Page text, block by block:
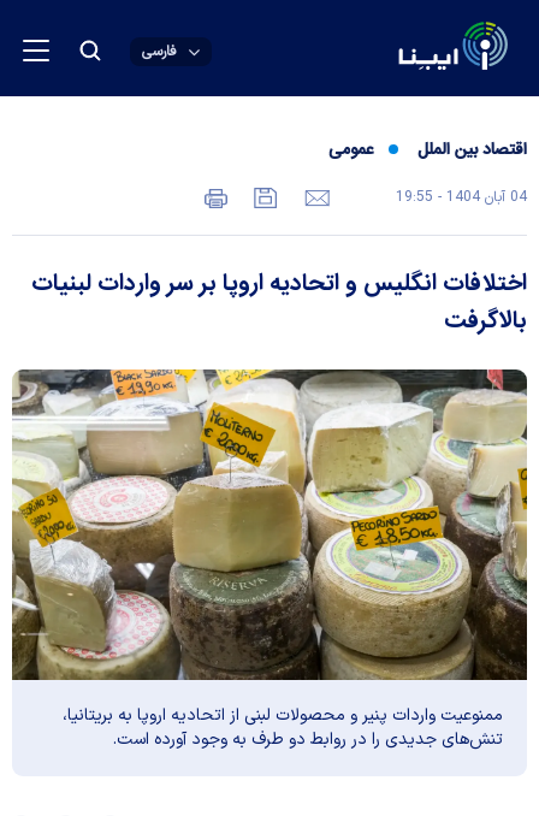
فارسی
اقتصاد بین الملل عمومی
04 آبان 1404 - 19:55
اختلافات انگلیس و اتحادیه اروپا بر سر واردات لبنیات
بالاگرفت
ممنوعیت واردات پنیر و محصولات لبنی از اتحادیه اروپا به بریتانیا،
تنش‌های جدیدی را در روابط دو طرف به وجود آورده است.